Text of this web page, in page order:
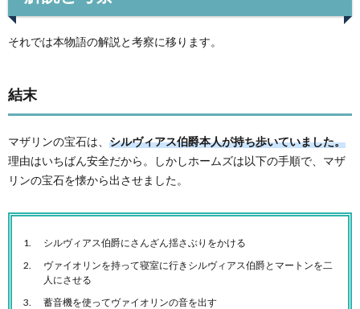
それでは本物語の解説と考察に移ります。
結末
マザリンの宝石は、 シルヴィアス伯爵本人が持ち歩いていました。
理由はいちばん安全だから。しかしホームズは以下の手順で、マザ
リンの宝石を懐から出させました。
シルヴィアス伯爵にさんざん揺さぶりをかける
ヴァイオリンを持って寝室に行きシルヴィアス伯爵とマートンを二
人にさせる
蓄音機を使ってヴァイオリンの音を出す